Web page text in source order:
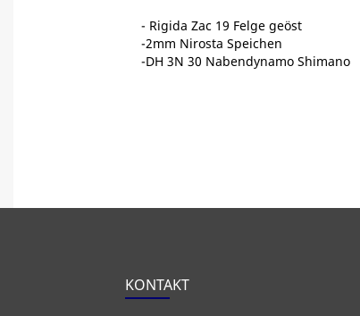
- Rigida Zac 19 Felge geöst
-2mm Nirosta Speichen
-DH 3N 30 Nabendynamo Shimano
KONTAKT